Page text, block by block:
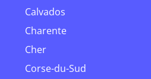
Calvados
Charente
Cher
Corse-du-Sud